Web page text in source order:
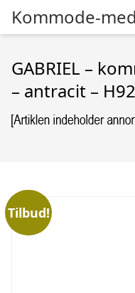
Kommode-
GABRIEL –
– antracit –
Tilbud!